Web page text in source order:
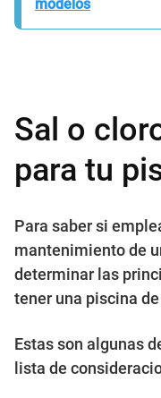
modelos
Sal o
para tu
Para saber si
mantenimiento de
determinar las
tener una piscina
Estas son algunas
lista de